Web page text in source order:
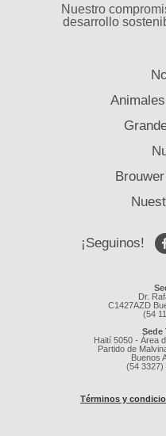
Nuestro
desarrollo
¡Seguinos!
Dr.
C1427AZD
(54
Sede
Haití 5050 - Área
Partido de
Buenos
(54 3327)
Términos y